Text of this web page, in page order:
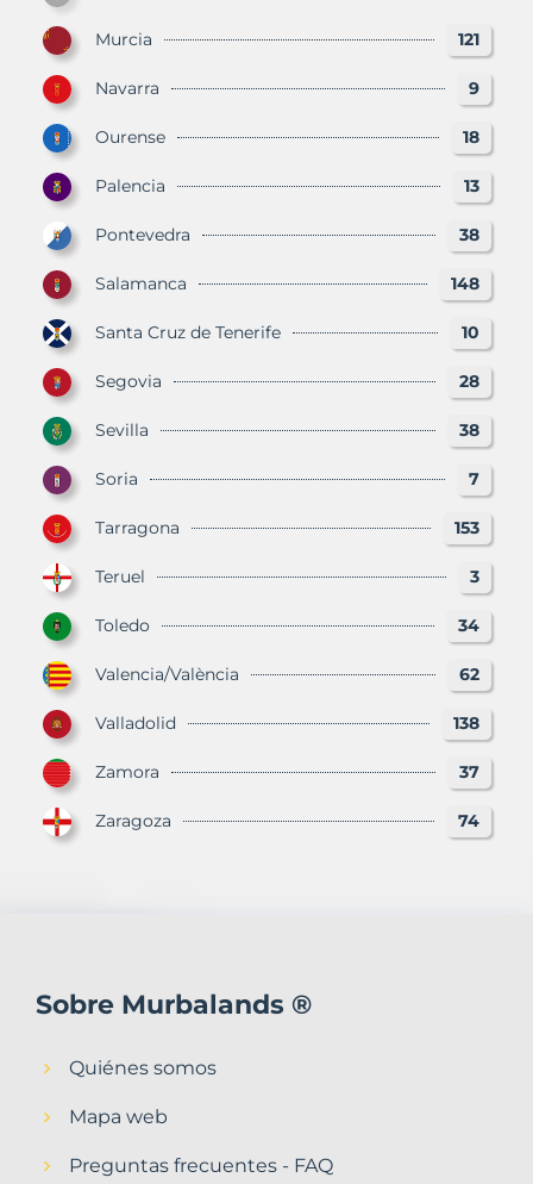
Murcia 121
Navarra 9
Ourense 18
Palencia 13
Pontevedra 38
Salamanca 148
Santa Cruz de Tenerife 10
Segovia 28
Sevilla 38
Soria 7
Tarragona 153
Teruel 3
Toledo 34
Valencia/València 62
Valladolid 138
Zamora 37
Zaragoza 74
Sobre Murbalands ®
Quiénes somos
Mapa web
Preguntas frecuentes - FAQ